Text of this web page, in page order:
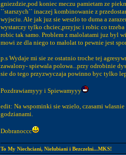
gniezdzie,pod koniec meczu pamietam ze
``starszych`` inaczej kombinowanie z
wyjsciu. Ale jak juz sie weszlo to duma a
wystarczy tylko chciec,przyjsc i robic co
robic tak samo. Problem z malolatami juz byl
mowi ze dla niego to małolat to pewnie jest
p.s Wydaje mi sie ze ostatnio troche tej
zawalony- spiewala polowa...przy odrobinie
sie do tego przyzwyczaja powinno byc tylko
Pozdrawiamyyy i Spiewamyyy
edit: Na wspominki sie wzielo, czasami
godzianami.
Dobranoccc
To My Niechciani, Nielubiani i Bezczelni...MKS!